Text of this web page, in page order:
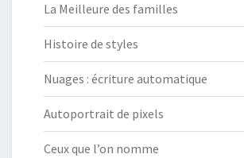
La Meilleure des familles
Histoire de styles
Nuages : écriture automatique
Autoportrait de pixels
Ceux que l’on nomme